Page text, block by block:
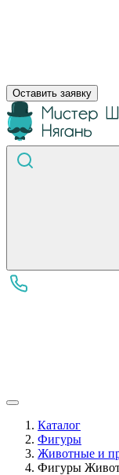
Оставить заявку
Каталог
Фигуры
Животные и
Фигуры